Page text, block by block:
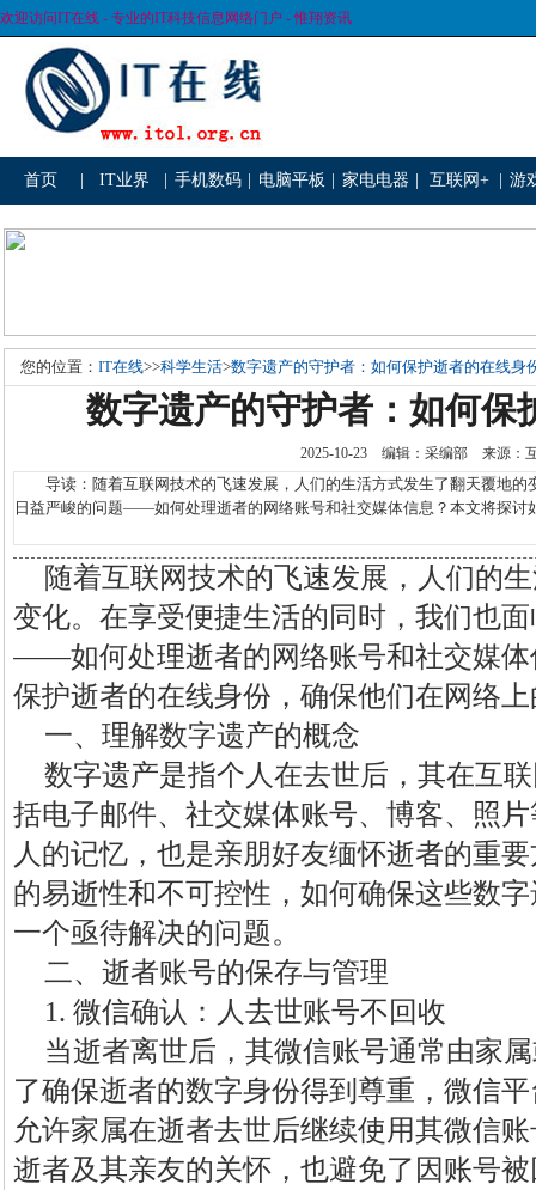
欢迎访问IT在线 - 专业的IT科技信息网络门户 - 惟翔资讯
首页 IT业界 手机数码 电脑平板 家电电器 互联网+ 游
您的位置： IT在线>>科学生活>数字遗产的守护者：如何保护逝者的在线身
数字遗产的守护者：如何保
2025-10-23 编辑：采编部 来源
导读：随着互联网技术的飞速发展，人们的生活方式发生了翻天覆地的
日益严峻的问题——如何处理逝者的网络账号和社交媒体信息？本文将探讨
随着互联网技术的飞速发展，人们的
变化。在享受便捷生活的同时，我们也
——如何处理逝者的网络账号和社交媒体
保护逝者的在线身份，确保他们在网络
一、理解数字遗产的概念
数字遗产是指个人在去世后，其在互
括电子邮件、社交媒体账号、博客、照
人的记忆，也是亲朋好友缅怀逝者的重
的易逝性和不可控性，如何确保这些数
一个亟待解决的问题。
二、逝者账号的保存与管理
1. 微信确认：人去世账号不回收
当逝者离世后，其微信账号通常由家
了确保逝者的数字身份得到尊重，微信
允许家属在逝者去世后继续使用其微信
逝者及其亲友的关怀，也避免了因账号